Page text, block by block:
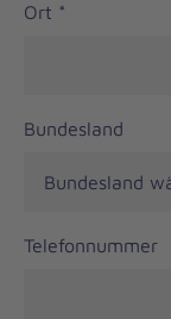
Ort *
Bundesland
Telefonnummer